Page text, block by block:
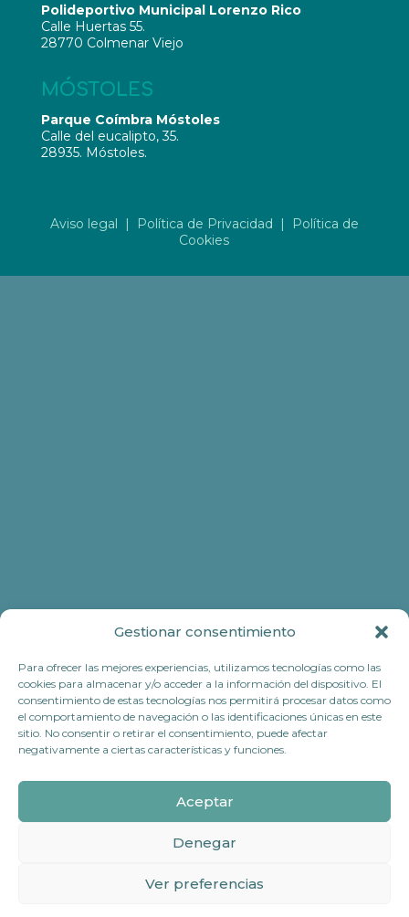
Gestionar consentimiento
Para ofrecer las mejores experiencias, utilizamos tecnologías como las
cookies para almacenar y/o acceder a la información del dispositivo. El
consentimiento de estas tecnologías nos permitirá procesar datos como
el comportamiento de navegación o las identificaciones únicas en este
sitio. No consentir o retirar el consentimiento, puede afectar
negativamente a ciertas características y funciones.
Aceptar
Denegar
Ver preferencias
Polideportivo Municipal Lorenzo Rico
Calle Huertas 55.
28770 Colmenar Viejo
MÓSTOLES
Parque Coímbra Móstoles
Calle del eucalipto, 35.
28935. Móstoles.
Aviso legal | Política de Privacidad |
Política de
Cookies